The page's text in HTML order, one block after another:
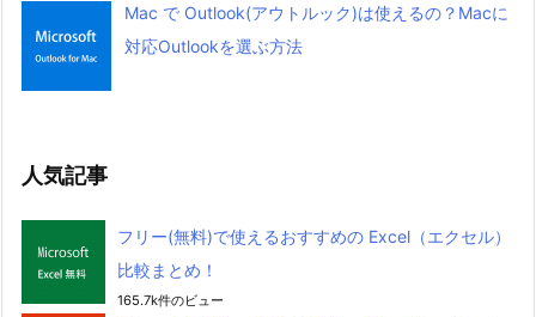
Mac で Outlook(アウトルック)は使えるの？Macに
対応Outlookを選ぶ方法
人気記事
フリー(無料)で使えるおすすめの Excel（エクセル）
比較まとめ！
165.7k件のビュー